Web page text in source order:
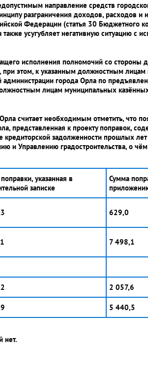
направление средств
разграничения доходов,
Федерации (статья 30 Бюджетного
усугубляет негативную ситуацию с
исполнения полномочий со
этом, к указанным должностным
администрации города Орла по
лицам муниципальных
считает необходимым отметить, что
представленная к проекту поправок,
кредиторской задолженности прошлых
и Управлению градостроительства, о
указанная в
записке
Сумма
629,0
7 498,1
2 057,6
5 440,5
нет.